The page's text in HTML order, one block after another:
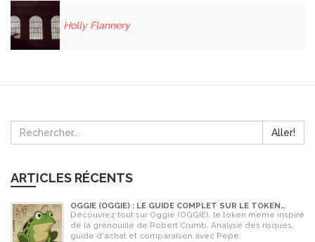
Holly Flannery
Aller!
ARTICLES RÉCENTS
OGGIE (OGGIE) : LE GUIDE COMPLET SUR LE TOKEN
MEME DE LA GRENOUILLE
Découvrez tout sur Oggie (OGGIE), le token meme inspiré
de la grenouille de Robert Crumb. Analyse des risques,
guide d'achat et comparaison avec Pepe.